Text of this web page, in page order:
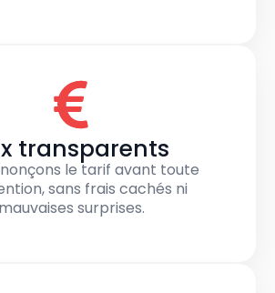
transparents
le tarif avant toute
sans frais cachés ni
mauvaises surprises.